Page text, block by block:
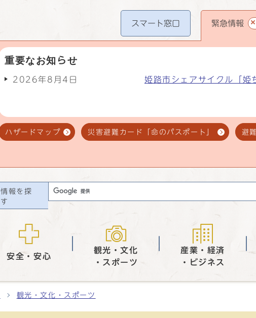
スマート窓口 緊急情報
重要なお知らせ
2026年8月4日 姫路市シェアサイクル「姫
ハザードマップ 災害避難カード「命のパスポート」 避
情報を探
す
安全・安心
観光・文化
・スポーツ
産業・経済
・ビジネス
観光・文化・スポーツ